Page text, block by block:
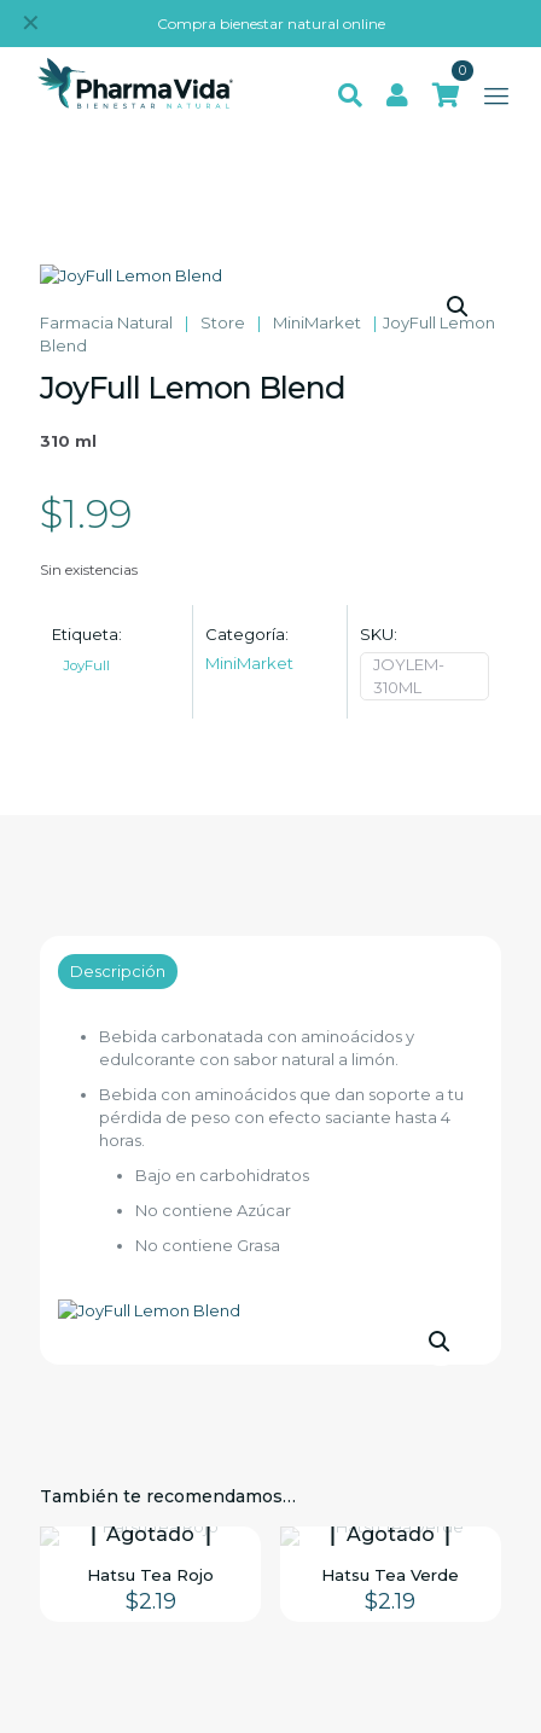
Compra bienestar natural online
✕
0
Farmacia Natural | Store | MiniMarket | JoyFull Lemon
Blend
JoyFull Lemon Blend
310 ml
$1.99
Sin existencias
Etiqueta:
JoyFull
Categoría:
MiniMarket
SKU:
JOYLEM-
310ML
Descripción
Bebida carbonatada con aminoácidos y
edulcorante con sabor natural a limón.
Bebida con aminoácidos que dan soporte a tu
pérdida de peso con efecto saciante hasta 4
horas.
Bajo en carbohidratos
No contiene Azúcar
No contiene Grasa
También te recomendamos…
Agotado
Hatsu Tea Rojo
$2.19
Agotado
Hatsu Tea Verde
$2.19